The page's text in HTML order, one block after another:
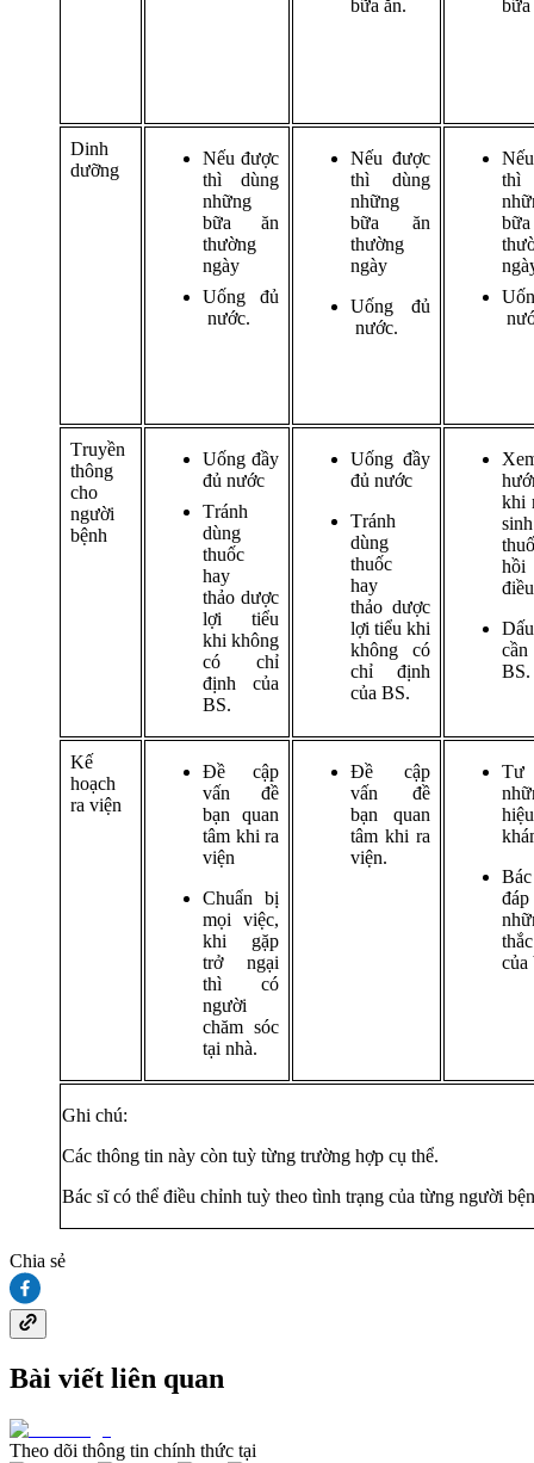
bữa ăn. bữa
Dinh
dưỡng
Nếu được
thì dùng
những
bữa ăn
thường
ngày
Uống đủ
nước.
Nếu được
thì dùng
những
bữa ăn
thường
ngày
Uống đủ
nước.
thì
Truyền
thông
cho
người
bệnh
Uống đầy
đủ nước
Tránh
dùng
thuốc
hay
thảo dược
lợi tiểu
khi không
có chỉ
định của
BS.
Uống đầy
đủ nước
Tránh
dùng
thuốc
hay
thảo dược
lợi tiểu khi
không có
chỉ định
của BS.
khi
BS.
Kế
hoạch
ra viện
Đề cập
vấn đề
bạn quan
tâm khi ra
viện
Chuẩn bị
mọi việc,
khi gặp
trở ngại
thì có
người
chăm sóc
tại nhà.
Đề cập
vấn đề
bạn quan
tâm khi ra
viện.
đáp
của
Ghi chú:
Các thông tin này còn tuỳ từng trường hợp cụ thể.
Bác sĩ có thể điều chỉnh tuỳ theo tình trạng của từng người
Chia sẻ
Bài viết liên quan
Theo dõi thông tin chính thức tại